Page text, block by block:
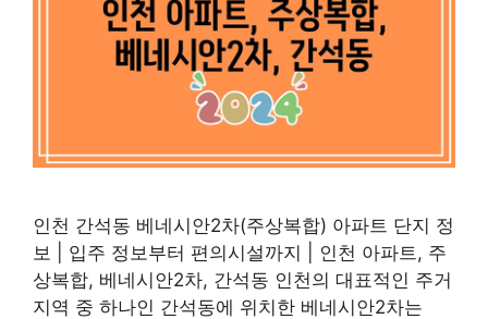
인천 간석동 베네시안2차(주상복합) 아파트 단지 정
보 | 입주 정보부터 편의시설까지 | 인천 아파트, 주
상복합, 베네시안2차, 간석동 인천의 대표적인 주거
지역 중 하나인 간석동에 위치한 베네시안2차는